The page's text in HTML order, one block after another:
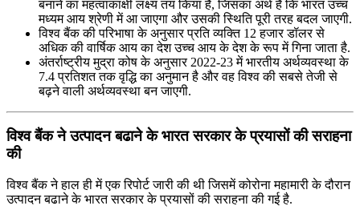
बनाने का महत्वाकांक्षी लक्ष्य तय किया है, जिसका अर्थ है कि भारत उच्च
मध्यम आय श्रेणी में आ जाएगा और उसकी स्थिति पूरी तरह बदल जाएगी.
विश्व बैंक की परिभाषा के अनुसार प्रति व्यक्ति 12 हजार डॉलर से
अधिक की वार्षिक आय का देश उच्च आय के देश के रूप में गिना जाता है.
अंतर्राष्ट्रीय मुद्रा कोष के अनुसार 2022-23 में भारतीय अर्थव्यवस्था के
7.4 प्रतिशत तक वृद्धि का अनुमान है और वह विश्व की सबसे तेजी से
बढ़ने वाली अर्थव्यवस्था बन जाएगी.
विश्व बैंक ने उत्पादन बढाने के भारत सरकार के प्रयासों की सराहना
की
विश्व बैंक ने हाल ही में एक रिपोर्ट जारी की थी जिसमें कोरोना महामारी के दौरान
उत्पादन बढाने के भारत सरकार के प्रयासों की सराहना की गई है.